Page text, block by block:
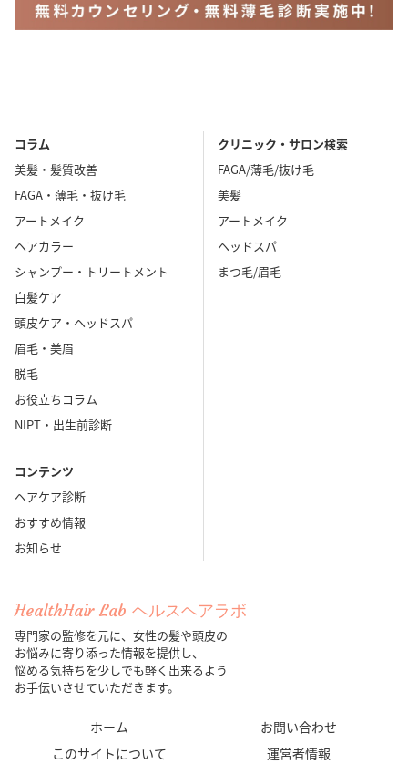
コラム
美髪・髪質改善
FAGA・薄毛・抜け毛
アートメイク
ヘアカラー
シャンプー・トリートメント
白髪ケア
頭皮ケア・ヘッドスパ
眉毛・美眉
脱毛
お役立ちコラム
NIPT・出生前診断
コンテンツ
ヘアケア診断
おすすめ情報
お知らせ
クリニック・サロン検索
FAGA/薄毛/抜け毛
美髪
アートメイク
ヘッドスパ
まつ毛/眉毛
HealthHair Lab ヘルスヘアラボ
専門家の監修を元に、女性の髪や頭皮の
お悩みに寄り添った情報を提供し、
悩める気持ちを少しでも軽く出来るよう
お手伝いさせていただきます。
ホーム
お問い合わせ
このサイトについて
運営者情報